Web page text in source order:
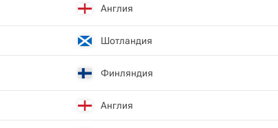
Англия
Шотландия
Финляндия
Англия